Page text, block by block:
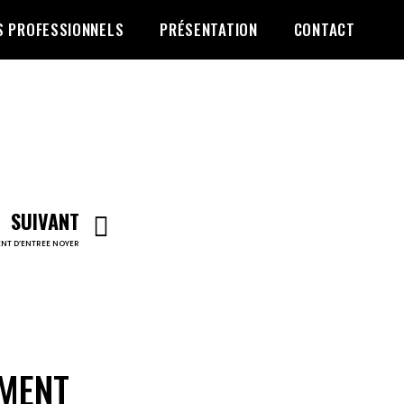
PROFESSIONNELS PRÉSENTATION CONTACT
SUIVANT
D’ENTREE NOYER